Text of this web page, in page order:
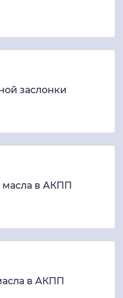
заслонки
масла в АКПП
в АКПП